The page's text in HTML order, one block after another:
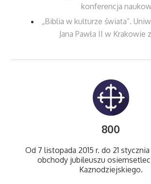
konferencja
„Biblia w kulturze świata”.
Jana Pawła II w Krakowie
800
Od 7 listopada 2015 r. do 21
obchody jubileuszu
Kaznodziejskiego.